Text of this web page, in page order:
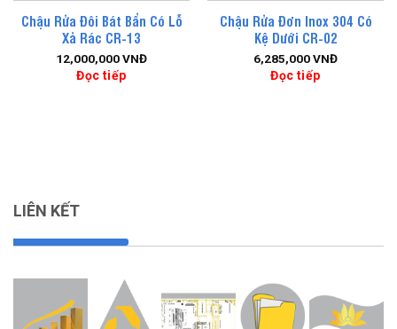
Chậu Rửa Đôi Bát Bẩn Có Lỗ
Xả Rác CR-13
12,000,000VNĐ
Đọc tiếp
Chậu Rửa Đơn Inox 304 Có
Kệ Dưới CR-02
6,285,000VNĐ
Đọc tiếp
LIÊN KẾT